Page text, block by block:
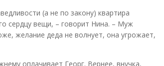
(а не по закону) квартира
сердцу вещи, – говорит Нина. – Муж
желание деда не волнует, она угрожает,
оплачивает Георг. Вернее, внучка,